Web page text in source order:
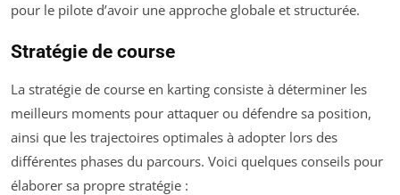
pour le pilote d’avoir une approche globale et structurée.
Stratégie de course
La stratégie de course en karting consiste à déterminer les
meilleurs moments pour attaquer ou défendre sa position,
ainsi que les trajectoires optimales à adopter lors des
différentes phases du parcours. Voici quelques conseils pour
élaborer sa propre stratégie :